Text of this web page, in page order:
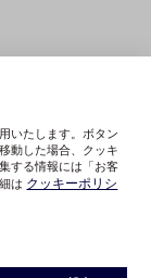
いたします。ボタン
動した場合、クッキ
する情報には「お客
は クッキーポリシ